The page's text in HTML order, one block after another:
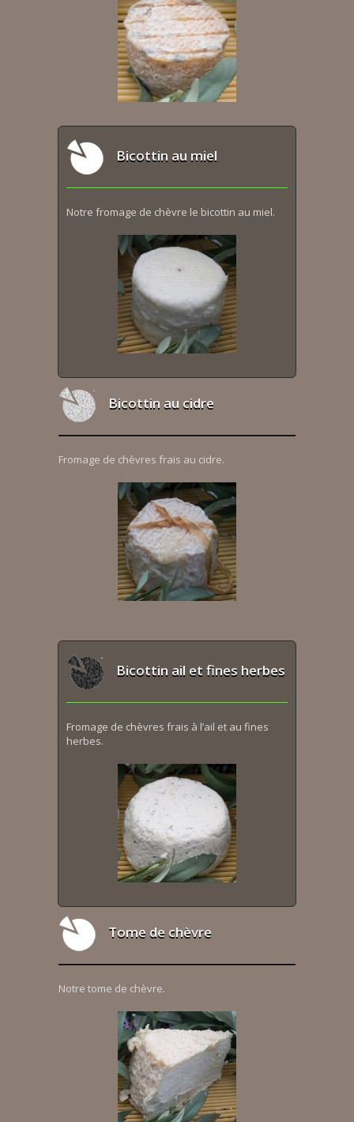
Bicottin au miel
Notre fromage de chèvre le bicottin au miel.
Bicottin au cidre
Fromage de chèvres frais au cidre.
Bicottin ail et fines herbes
Fromage de chèvres frais à l’ail et au fines
herbes.
Tome de chèvre
Notre tome de chèvre.